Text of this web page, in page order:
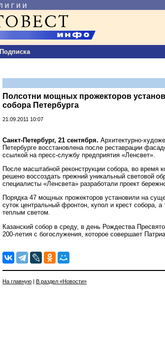
Подписка
Полсотни мощных прожекторов
собора Петербурга
21.09.2011 10:07
Санкт-Петербург, 21 сентября. Архитектурно-
Петербурге восстановлена после реставрации
ссылкой на пресс-службу предприятия «Ленсвет».
После масштабной реконструкции собора, во время
решено воссоздать прежний уникальный световой
специалисты «Ленсвета» разработали проект
Порядка 47 мощных прожекторов установили на
суток центральный фронтон, купол и крест собора,
теплым светом.
Казанский собор в среду, в день Рождества
200-летия с богослужения, которое совершает
На главную В раздел «Новости»